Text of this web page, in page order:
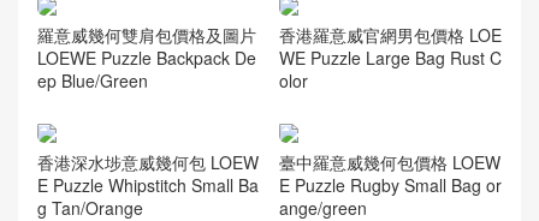
羅意威幾何雙肩包價格及圖片
LOEWE Puzzle Backpack De
ep Blue/Green
香港羅意威官網男包價格 LOE
WE Puzzle Large Bag Rust C
olor
香港深水埗意威幾何包 LOEW
E Puzzle Whipstitch Small Ba
g Tan/Orange
臺中羅意威幾何包價格 LOEW
E Puzzle Rugby Small Bag or
ange/green